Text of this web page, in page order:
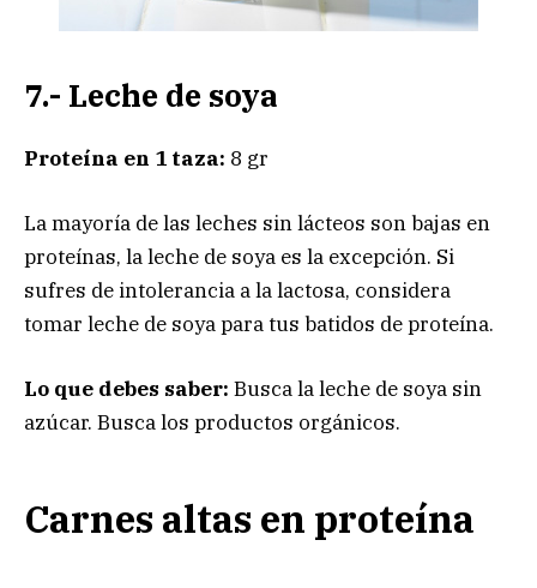
7.- Leche de soya
Proteína en 1 taza: 8 gr
La mayoría de las leches sin lácteos son bajas en
proteínas, la leche de soya es la excepción. Si
sufres de intolerancia a la lactosa, considera
tomar leche de soya para tus batidos de proteína.
Lo que debes saber: Busca la leche de soya sin
azúcar. Busca los productos orgánicos.
Carnes altas en proteína